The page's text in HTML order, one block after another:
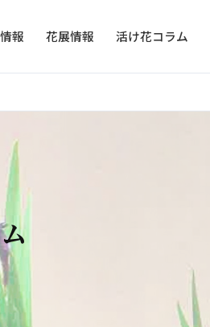
報 花展情報 活け花コラム